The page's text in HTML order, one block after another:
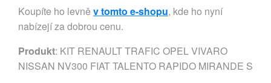
Koupíte ho levně v tomto e-shopu, kde ho nyní
nabízejí za dobrou cenu.
Produkt: KIT RENAULT TRAFIC OPEL VIVARO
NISSAN NV300 FIAT TALENTO RAPIDO MIRANDE S